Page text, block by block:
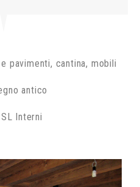
pavimenti, cantina, mobili
antico
Interni